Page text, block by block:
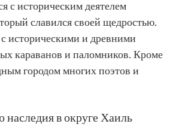
с историческим деятелем
славился своей щедростью.
историческими и древними
караванов и паломников. Кроме
городом многих поэтов и
в округе Хаиль